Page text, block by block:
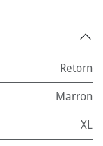
Retorn
Marron
XL